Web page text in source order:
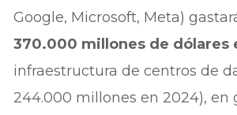
Google, Microsoft, Meta)
370.000 millones de dólares
infraestructura de centros de
244.000 millones en 2024), en